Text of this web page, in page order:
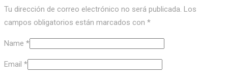
Tu dirección de correo electrónico no será publicada. Los
campos obligatorios están marcados con *
Name *
Email *